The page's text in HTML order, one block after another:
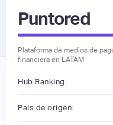
Puntored
Plataforma de medios de
financiera en LATAM
Hub Ranking:
País de origen: